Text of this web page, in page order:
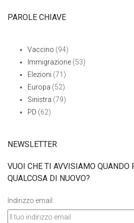
PAROLE CHIAVE
Vaccino (94)
Immigrazione (53)
Elezioni (71)
Europa (52)
Sinistra (79)
PD (62)
NEWSLETTER
VUOI CHE TI AVVISIAMO QUANDO
QUALCOSA DI NUOVO?
Indirizzo email: